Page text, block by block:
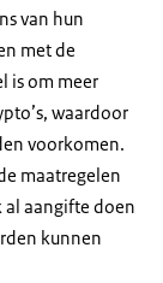
van hun
met de
is om meer
waardoor
voorkomen.
maatregelen
aangifte doen
kunnen